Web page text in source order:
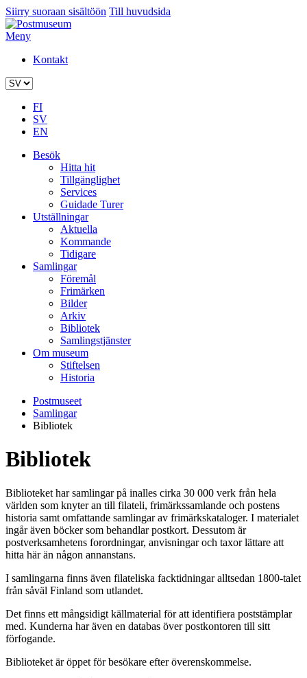
Siirry suoraan sisältöön Till huvudsida
Meny
Kontakt
FI
SV
EN
Besök
Hitta hit
Tillgänglighet
Services
Guidade Turer
Utställningar
Aktuella
Kommande
Tidigare
Samlingar
Föremål
Frimärken
Bilder
Arkiv
Bibliotek
Samlingstjänster
Om museum
Stiftelsen
Historia
Postmuseet
Samlingar
Bibliotek
Bibliotek
Biblioteket har samlingar på inalles cirka 30 000 verk från hela
världen som knyter an till filateli, frimärkssamlande och postens
historia samt omfattande samlingar av frimärkskataloger. I materialet
ingår även böcker som behandlar postkort. Dessutom är
postverksamhetens forordningar, anvisningar och taxor lättare att
hitta här än någon annanstans.
I samlingarna finns även filateliska facktidningar alltsedan 1800-talet
från såväl Finland som utlandet.
Det finns ett mångsidigt källmaterial för att identifiera poststämplar
med. Kunderna har även en databas över postkontoren till sitt
förfogande.
Biblioteket är öppet för besökare efter överenskommelse.